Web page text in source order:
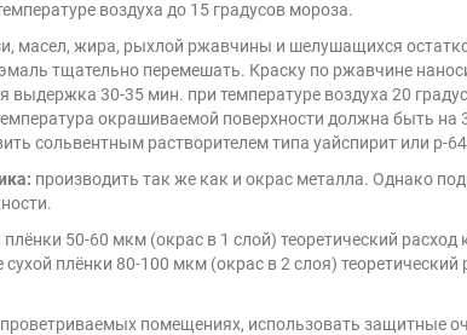
воздуха до 15 градусов мороза.
масел, жира, рыхлой ржавчины и шелушащихся
тщательно перемешать. Краску по ржавчине
30-35 мин. при температуре воздуха 20
окрашиваемой поверхности должна быть
сольвентным растворителем типа уайспирит или р-
производить так же как и окрас металла. Однако
плёнки 50-60 мкм (окрас в 1 слой) теоретический
плёнки 80-100 мкм (окрас в 2 слоя)
помещениях, использовать защитные